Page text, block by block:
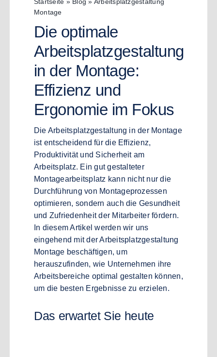
Startseite » Blog » Arbeitsplatzgestaltung
Montage
Die optimale
Arbeitsplatzgestaltung
in der Montage:
Effizienz und
Ergonomie im Fokus
Die Arbeitsplatzgestaltung in der Montage
ist entscheidend für die Effizienz,
Produktivität und Sicherheit am
Arbeitsplatz. Ein gut gestalteter
Montagearbeitsplatz kann nicht nur die
Durchführung von Montageprozessen
optimieren, sondern auch die Gesundheit
und Zufriedenheit der Mitarbeiter fördern.
In diesem Artikel werden wir uns
eingehend mit der Arbeitsplatzgestaltung
Montage beschäftigen, um
herauszufinden, wie Unternehmen ihre
Arbeitsbereiche optimal gestalten können,
um die besten Ergebnisse zu erzielen.
Das erwartet Sie heute